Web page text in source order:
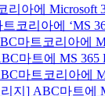
아에 Microsoft
코리아에 ‘MS
마트코리아에
마트에 MS
마트코리아에
지] ABC마트에